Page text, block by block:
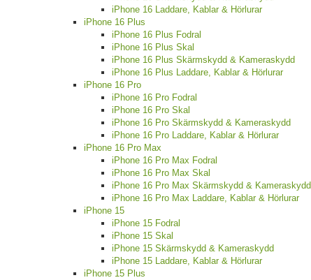
iPhone 16 Laddare, Kablar & Hörlurar
iPhone 16 Plus
iPhone 16 Plus Fodral
iPhone 16 Plus Skal
iPhone 16 Plus Skärmskydd & Kameraskydd
iPhone 16 Plus Laddare, Kablar & Hörlurar
iPhone 16 Pro
iPhone 16 Pro Fodral
iPhone 16 Pro Skal
iPhone 16 Pro Skärmskydd & Kameraskydd
iPhone 16 Pro Laddare, Kablar & Hörlurar
iPhone 16 Pro Max
iPhone 16 Pro Max Fodral
iPhone 16 Pro Max Skal
iPhone 16 Pro Max Skärmskydd & Kameraskydd
iPhone 16 Pro Max Laddare, Kablar & Hörlurar
iPhone 15
iPhone 15 Fodral
iPhone 15 Skal
iPhone 15 Skärmskydd & Kameraskydd
iPhone 15 Laddare, Kablar & Hörlurar
iPhone 15 Plus